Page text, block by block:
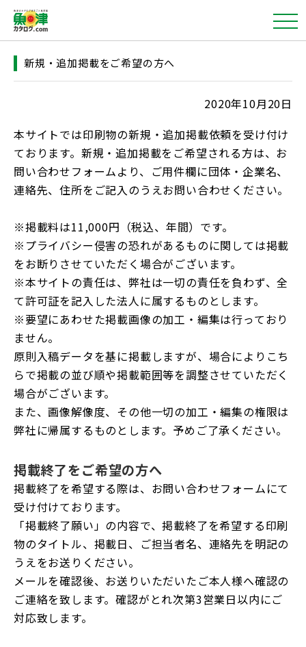
新規・追加掲載をご希望の方へ
2020年10月20日
本サイトでは印刷物の新規・追加掲載依頼を受け付け
ております。新規・追加掲載をご希望される方は、お
問い合わせフォームより、ご用件欄に団体・企業名、
連絡先、住所をご記入のうえお問い合わせください。
※掲載料は11,000円（税込、年間）です。
※プライバシー侵害の恐れがあるものに関しては掲載
をお断りさせていただく場合がございます。
※本サイトの責任は、弊社は一切の責任を負わず、全
て許可証を記入した法人に属するものとします。
※要望にあわせた掲載画像の加工・編集は行っており
ません。
原則入稿データを基に掲載しますが、場合によりこち
らで掲載の並び順や掲載範囲等を調整させていただく
場合がございます。
また、画像解像度、その他一切の加工・編集の権限は
弊社に帰属するものとします。予めご了承ください。
掲載終了をご希望の方へ
掲載終了を希望する際は、お問い合わせフォームにて
受け付けております。
「掲載終了願い」の内容で、掲載終了を希望する印刷
物のタイトル、掲載日、ご担当者名、連絡先を明記の
うえをお送りください。
メールを確認後、お送りいただいたご本人様へ確認の
ご連絡を致します。確認がとれ次第3営業日以内にご
対応致します。